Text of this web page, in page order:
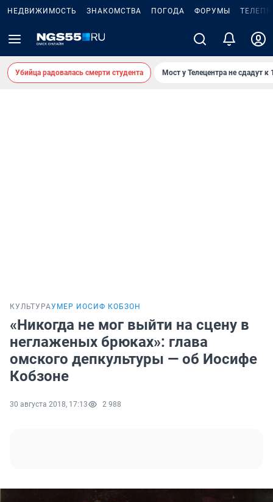
НЕДВИЖИМОСТЬ ЗНАКОМСТВА ПОГОДА ФОРУМЫ
Убийца радовалась смерти студента Мост у Телецентра не сдадут к
КУЛЬТУРАУМЕР ИОСИФ КОБЗОН
«Никогда не мог выйти на сцену в
неглаженых брюках»: глава
омского депкультуры — об Иосифе
Кобзоне
30 августа 2018, 17:13 2 988